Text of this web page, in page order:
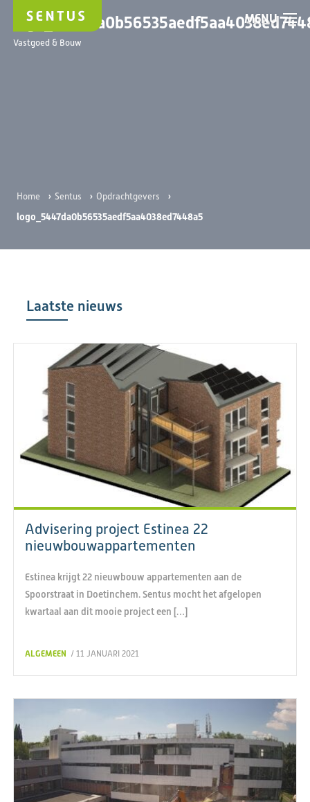
Vastgoed & Bouw
MENU
Home › Sentus › Opdrachtgevers ›
logo_5447da0b56535aedf5aa4038ed7448a5
Laatste nieuws
Advisering project Estinea 22
nieuwbouwappartementen
Estinea krijgt 22 nieuwbouw appartementen aan de
Spoorstraat in Doetinchem. Sentus mocht het afgelopen
kwartaal aan dit mooie project een […]
ALGEMEEN / 11 JANUARI 2021